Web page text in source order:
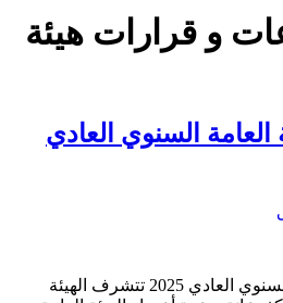
و قرارات هيئة
العامة السنوي العادي
دعوة لاجتماع الهيئة العامة السنوي العادي 2025 تتشرف الهيئة